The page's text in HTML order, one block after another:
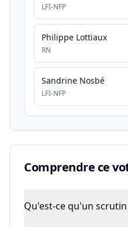
LFI-NFP
Philippe Lottiaux
RN
Sandrine Nosbé
LFI-NFP
Comprendre ce
Qu'est-ce qu'un